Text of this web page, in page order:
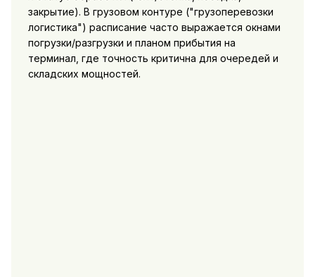
закрытие). В грузовом контуре ("грузоперевозки
логистика") расписание часто выражается окнами
погрузки/разгрузки и планом прибытия на
терминал, где точность критична для очередей и
складских мощностей.